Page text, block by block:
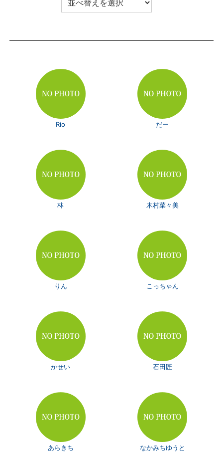
Rio だー
林 木村菜々美
りん こっちゃん
かせい 石田匠
あらきち なかみちゆうと